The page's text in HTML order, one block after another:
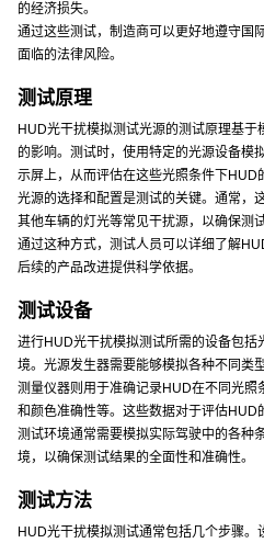
的经济损失。
通过这些测试，制造商可以更好地遵守国
面临的法律风险。
测试原理
HUD光干扰模拟测试光源的测试原理基
的影响。测试时，使用特定的光源设备模
示屏上，从而评估在这些光照条件下HUD
光源的选择和配置是测试的关键。通常，
其他车辆的灯光等常见干扰源，以确保测
通过这种方式，测试人员可以详细了解
后续的产品改进提供科学依据。
测试设备
进行HUD光干扰模拟测试所需的设备包
境。光源发生器需要能够模拟各种不同类
测量仪器则用于准确记录HUD在不同光
和颜色准确性等。这些数据对于评估HUD
测试环境通常需要模拟实际驾驶中的各种
境，以确保测试结果的全面性和准确性。
测试方法
HUD光干扰模拟测试通常包括几个步骤